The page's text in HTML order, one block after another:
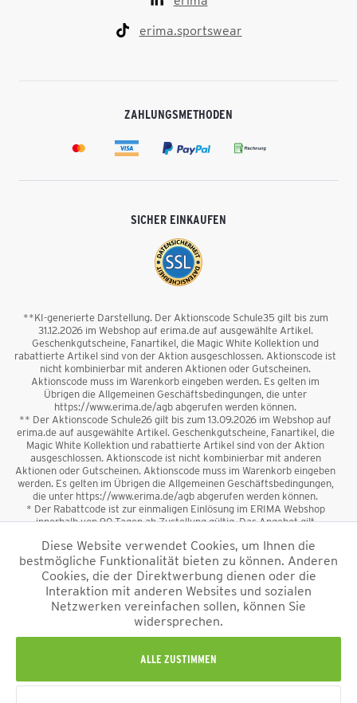
erima.sportswear
ZAHLUNGSMETHODEN
SICHER EINKAUFEN
**KI-generierte Darstellung. Der Aktionscode Schule35 gilt bis zum
31.12.2026 im Webshop auf erima.de auf ausgewählte Artikel.
Geschenkgutscheine, Fanartikel, die Magic White Kollektion und
rabattierte Artikel sind von der Aktion ausgeschlossen. Aktionscode ist
nicht kombinierbar mit anderen Aktionen oder Gutscheinen.
Aktionscode muss im Warenkorb eingeben werden. Es gelten im
Übrigen die Allgemeinen Geschäftsbedingungen, die unter
https://www.erima.de/agb abgerufen werden können.
** Der Aktionscode Schule26 gilt bis zum 13.09.2026 im Webshop auf
erima.de auf ausgewählte Artikel. Geschenkgutscheine, Fanartikel, die
Magic White Kollektion und rabattierte Artikel sind von der Aktion
ausgeschlossen. Aktionscode ist nicht kombinierbar mit anderen
Aktionen oder Gutscheinen. Aktionscode muss im Warenkorb eingeben
werden. Es gelten im Übrigen die Allgemeinen Geschäftsbedingungen,
die unter https://www.erima.de/agb abgerufen werden können.
* Der Rabattcode ist zur einmaligen Einlösung im ERIMA Webshop
innerhalb von 90 Tagen ab Zustellung gültig. Das Angebot gilt
sowie Geschenkgutscheine sind vom Rabatt ausgeschlossen. Der
Rabattcode ist nicht mit anderen Aktionen oder Gutscheinen
kombinierbar. Der Mindestbestellwert beträgt 50 €
*Alle Preise verstehen sich inkl. Mehrwertsteuer und zzgl.
und ggf. Nachnahmegebühren, wenn nicht anders
beschrieben.
Diese Website verwendet Cookies, um Ihnen die
bestmögliche Funktionalität bieten zu können. Anderen
Cookies, die der Direktwerbung dienen oder die
Interaktion mit anderen Websites und sozialen
Netzwerken vereinfachen sollen, können Sie
widersprechen.